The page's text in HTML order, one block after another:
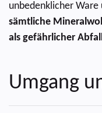
unbedenklicher
sämtliche
als gefährlicher
Umgang